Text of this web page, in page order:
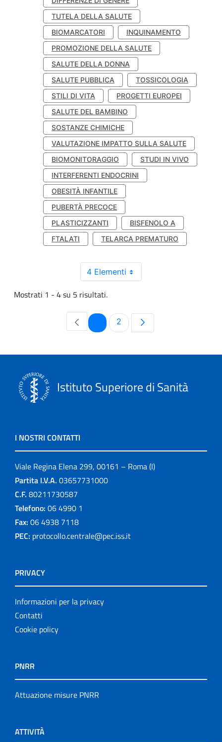
TUTELA DELLA SALUTE
BIOMARCATORI
INQUINAMENTO
PROMOZIONE DELLA SALUTE
SALUTE DELLA DONNA
SALUTE PUBBLICA
TOSSICOLOGIA
STILI DI VITA
PROGETTI EUROPEI
SALUTE DEL BAMBINO
SOSTANZE CHIMICHE
VALUTAZIONE IMPATTO SULLA SALUTE
BIOMONITORAGGIO
STUDI IN VIVO
INTERFERENTI ENDOCRINI
OBESITÀ INFANTILE
PUBERTÀ PRECOCE
PLASTICIZZANTI
BISFENOLO A
FTALATI
TELARCA PREMATURO
4 Elementi
Mostrati 1 - 4 su 5 risultati.
PaginaPagina
2
Istituto Superiore di Sanità
I NOSTRI CONTATTI
Viale Regina Elena 299, 00161 – Roma (I)
Partita I.V.A. 03657731000
C.F. 80211730587
Telefono: 06 4990 1
Fax: 06 4938 7118
PEC: protocollo.centrale@pec.iss.it
PRIVACY
Informazioni per la privacy
Contatti
Cookie policy
PNRR
Attuazione misure PNRR
ATTIVITÀ